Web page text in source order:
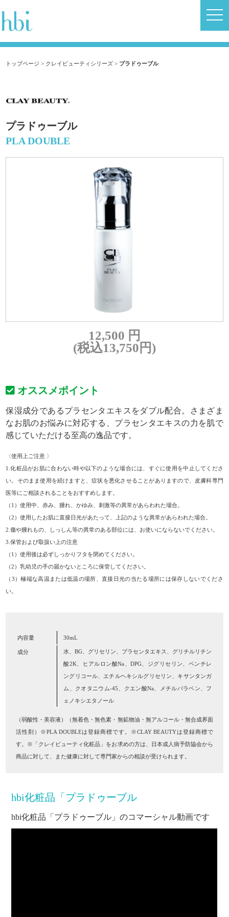
トップページ > クレイビューティシリーズ > プラドゥーブル
プラドゥーブル
PLA DOUBLE
12,500 円
(税込13,750円)
オススメポイント
保湿成分であるプラセンタエキスをダブル配合。さまざま
なお肌のお悩みに対応する、プラセンタエキスの力を肌で
感じていただける至高の逸品です。
〈使用上ご注意 〉
1.化粧品がお肌に合わない時や以下のような場合には、すぐに使用を中止してくださ
い。そのまま使用を続けますと、症状を悪化させることがありますので、皮膚科専門
医等にご相談されることをおすすめします。
（1）使用中、赤み、腫れ、かゆみ、刺激等の異常があらわれた場合。
（2）使用したお肌に直接日光があたって、上記のような異常があらわれた場合。
2.傷や腫れもの、しっしん等の異常のある部位には、お使いにならないでください。
3.保管および取扱い上の注意
（1）使用後は必ずしっかりフタを閉めてください。
（2）乳幼児の手の届かないところに保管してください。
（3）極端な高温または低温の場所、直接日光の当たる場所には保存しないでくださ
い。
内容量 30mL
成分
水、BG、グリセリン、プラセンタエキス、グリチルリチン
酸2K、ヒアルロン酸Na、DPG、ジグリセリン、ペンチレ
ングリコール、エチルヘキシルグリセリン、キサンタンガ
ム、クオタニウム-45、クエン酸Na、メチルパラベン、フ
ェノキシエタノール
（弱酸性・美容液）（無着色・無色素・無鉱物油・無アルコール・無合成界面
活性剤）※PLA DOUBLEは登録商標です。※CLAY BEAUTYは登録商標で
す。※「クレイビューティ化粧品」をお求めの方は、日本成人病予防協会から
商品に対して、また健康に対して専門家からの相談が受けられます。
hbi化粧品「プラドゥーブル
hbi化粧品「プラドゥーブル」のコマーシャル動画です